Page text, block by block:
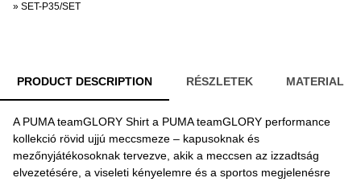
» SET-P35/SET
PRODUCT DESCRIPTION RÉSZLETEK MATERIAL
A PUMA teamGLORY Shirt a PUMA teamGLORY performance
kollekció rövid ujjú meccsmeze – kapusoknak és
mezőnyjátékosoknak tervezve, akik a meccsen az izzadtság
elvezetésére, a viseleti kényelemre és a sportos megjelenésre